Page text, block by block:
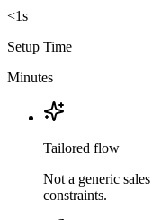
<1s
Setup Time
Minutes
Tailored flow
Not a generic
constraints.